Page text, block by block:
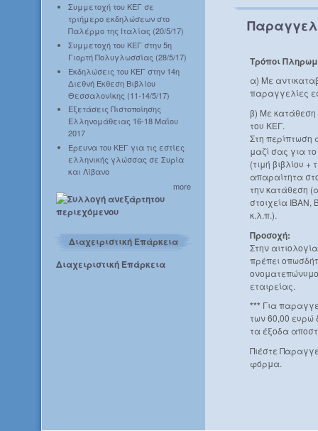
Συμμετοχή του ΚΕΓ σε
τριήμερο εκδηλώσεων στο
Παλέρμο της Ιταλίας (20/5/17)
Συμμετοχή του ΚΕΓ στην 5η
Γιορτή Πολυγλωσσίας (28/5/17)
Εκδηλώσεις του ΚΕΓ στην 14η
Διεθνή Έκθεση Βιβλίου
Θεσσαλονίκης (11-14/5/17)
Εξετάσεις Πιστοποίησης
Ελληνομάθειας 16-18 Μαΐου
2017
Έρευνα του ΚΕΓ για τις εστίες
ελληνικής γλώσσας σε Συρία
και Λίβανο
more
Διαχειριστική Επάρκεια
Διαχειριστική Επάρκεια
Τρόποι
α) Με
παραγγελίες
β) Με κατάθεση
του ΚΕΓ.
Στη περίπτωση
μαζί σας για
(τιμή βιβλίου
απαραίτητα
την κατάθεση
στοιχεία IBAN,
κ.λ.π.).
Προσοχή:
Στην
πρέπει
εταιρείας.
*** Για
των 60,00 ευρώ
τα έξοδα
Πιέστε
φόρμα.